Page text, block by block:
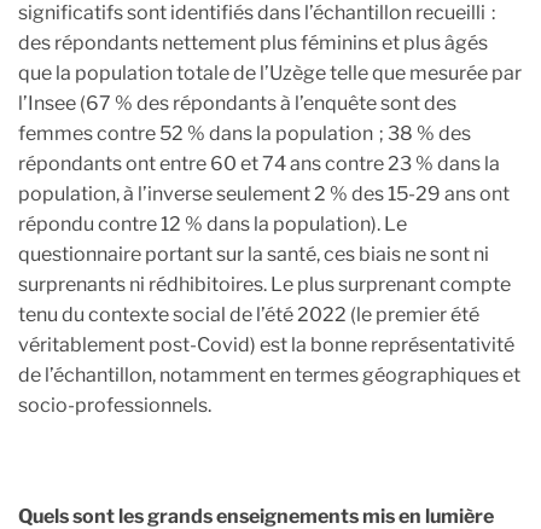
significatifs sont identifiés dans l’échantillon recueilli :
des répondants nettement plus féminins et plus âgés
que la population totale de l’Uzège telle que mesurée par
l’Insee (67 % des répondants à l’enquête sont des
femmes contre 52 % dans la population ; 38 % des
répondants ont entre 60 et 74 ans contre 23 % dans la
population, à l’inverse seulement 2 % des 15-29 ans ont
répondu contre 12 % dans la population). Le
questionnaire portant sur la santé, ces biais ne sont ni
surprenants ni rédhibitoires. Le plus surprenant compte
tenu du contexte social de l’été 2022 (le premier été
véritablement post-Covid) est la bonne représentativité
de l’échantillon, notamment en termes géographiques et
socio-professionnels.
Quels sont les grands enseignements mis en lumière